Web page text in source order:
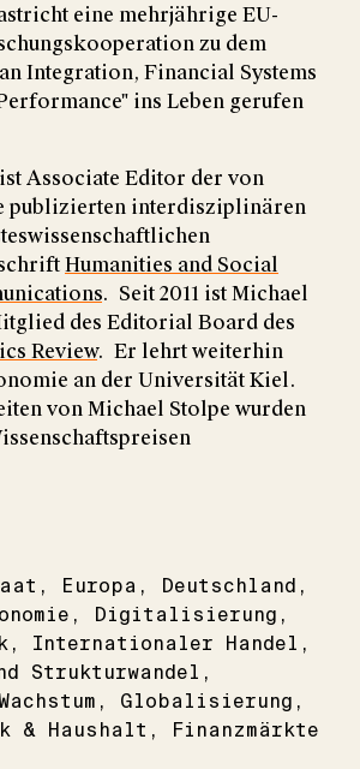
eine mehrjährige EU-
zu dem
Integration, Financial Systems
ins Leben gerufen
Associate Editor der von
publizierten interdisziplinären
Humanities and Social
. Seit 2011 ist Michael
des Editorial Board des
Review. Er lehrt weiterhin
an der Universität Kiel.
von Michael Stolpe wurden
Europa
Deutschland
Digitalisierung
Internationaler Handel
Strukturwandel
Globalisierung
Haushalt
Finanzmärkte